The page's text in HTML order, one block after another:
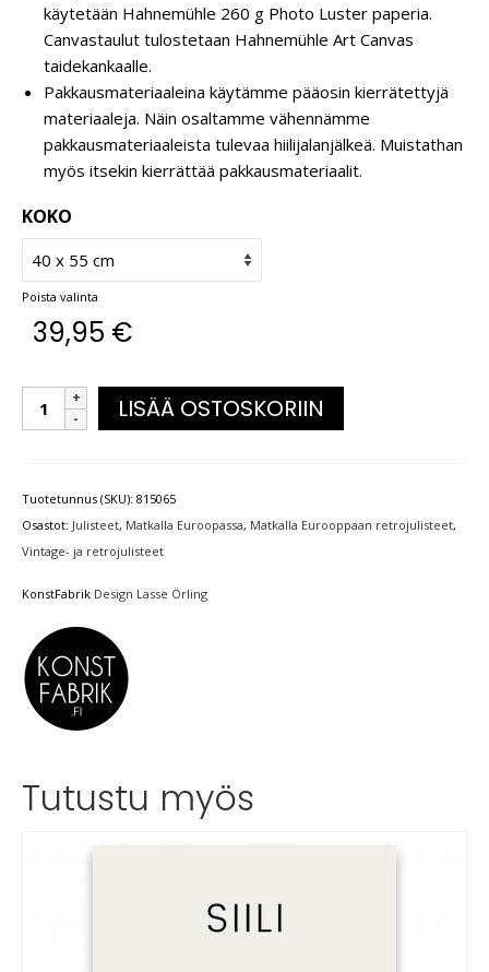
käytetään Hahnemühle 260 g Photo Luster paperia.
Canvastaulut tulostetaan Hahnemühle Art Canvas
taidekankaalle.
Pakkausmateriaaleina käytämme pääosin kierrätettyjä
materiaaleja. Näin osaltamme vähennämme
pakkausmateriaaleista tulevaa hiilijalanjälkeä. Muistathan
myös itsekin kierrättää pakkausmateriaalit.
KOKO
Poista valinta
39,95 €
LISÄÄ OSTOSKORIIN
Tuotetunnus (SKU): 815065
Osastot: Julisteet, Matkalla Euroopassa, Matkalla Eurooppaan retrojulisteet,
Vintage- ja retrojulisteet
KonstFabrik Design Lasse Örling
Tutustu myös